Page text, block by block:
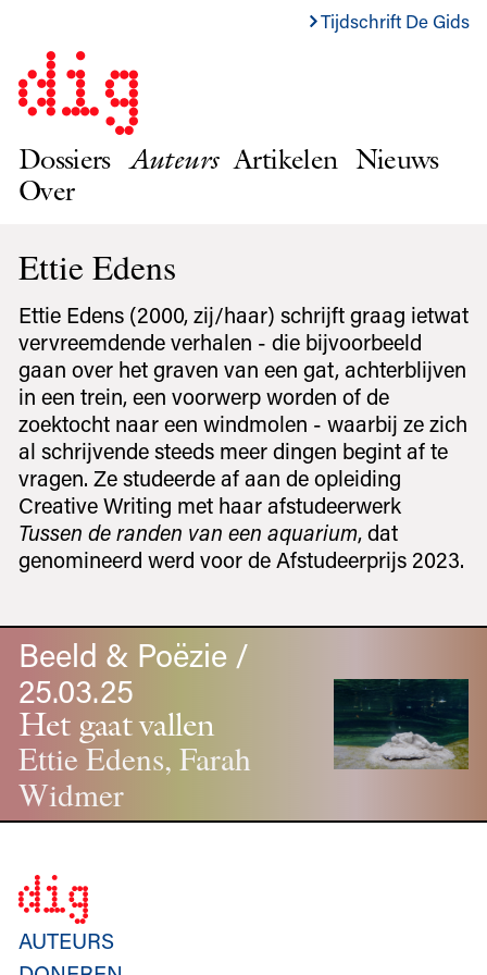
Tijdschrift De Gids
Dossiers Auteurs Artikelen Nieuws
Over
Ettie Edens
Ettie Edens (2000, zij/haar) schrijft graag ietwat
vervreemdende verhalen - die bijvoorbeeld
gaan over het graven van een gat, achterblijven
in een trein, een voorwerp worden of de
zoektocht naar een windmolen - waarbij ze zich
al schrijvende steeds meer dingen begint af te
vragen. Ze studeerde af aan de opleiding
Creative Writing met haar afstudeerwerk
Tussen de randen van een aquarium, dat
genomineerd werd voor de Afstudeerprijs 2023.
Beeld & Poëzie /
25.03.25
Het gaat vallen
Ettie Edens, Farah
Widmer
AUTEURS